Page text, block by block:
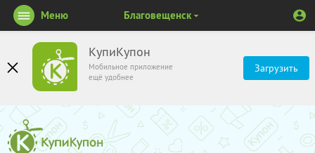
КупиКупон
Мобильное приложение
ещё удобнее
Загрузить
Меню Благовещенск